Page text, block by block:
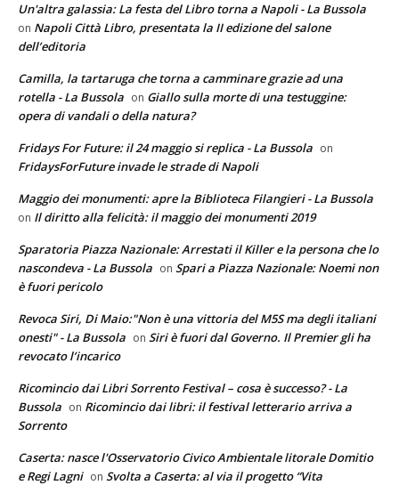
Un'altra galassia: La festa del Libro torna a Napoli - La Bussola
on Napoli Città Libro, presentata la II edizione del salone
dell’editoria
Camilla, la tartaruga che torna a camminare grazie ad una
rotella - La Bussola on Giallo sulla morte di una testuggine:
opera di vandali o della natura?
Fridays For Future: il 24 maggio si replica - La Bussola on
FridaysForFuture invade le strade di Napoli
Maggio dei monumenti: apre la Biblioteca Filangieri - La Bussola
on Il diritto alla felicità: il maggio dei monumenti 2019
Sparatoria Piazza Nazionale: Arrestati il Killer e la persona che lo
nascondeva - La Bussola on Spari a Piazza Nazionale: Noemi non
è fuori pericolo
Revoca Siri, Di Maio:"Non è una vittoria del M5S ma degli italiani
onesti" - La Bussola on Siri è fuori dal Governo. Il Premier gli ha
revocato l’incarico
Ricomincio dai Libri Sorrento Festival – cosa è successo? - La
Bussola on Ricomincio dai libri: il festival letterario arriva a
Sorrento
Caserta: nasce l'Osservatorio Civico Ambientale litorale Domitio
e Regi Lagni on Svolta a Caserta: al via il progetto “Vita